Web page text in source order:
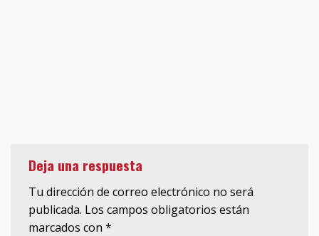
Deja una respuesta
Tu dirección de correo electrónico no será
publicada. Los campos obligatorios están
marcados con *